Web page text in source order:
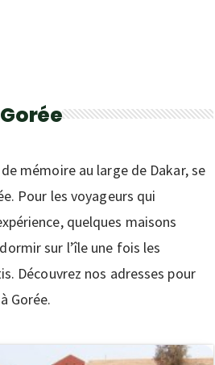
mémoire au large de Dakar, se
Pour les voyageurs qui
quelques maisons
sur l’île une fois les
Découvrez nos adresses pour
Gorée.